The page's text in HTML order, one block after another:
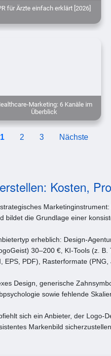
für Ärzte einfach erklärt [2026]
Marketing: 6 Kanäle im
Überblick
1 2 3 Nächste
Kosten,
bildet die Grundlage einer
erheblich: Design-
30–200 €, KI-Tools (z.
EPS, PDF), Rasterformate
Design, generische
sowie fehlende
sich ein Anbieter, der Logo-
Markenbild sicherzustellen.